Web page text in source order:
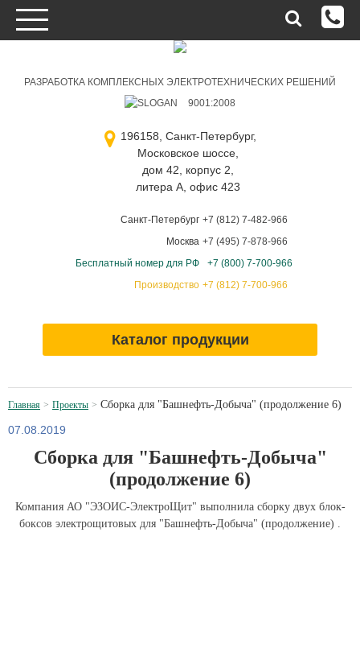
РАЗРАБОТКА КОМПЛЕКСНЫХ ЭЛЕКТРОТЕХНИЧЕСКИХ РЕШЕНИЙ
9001:2008
196158, Санкт-Петербург,
Московское шоссе,
дом 42, корпус 2,
литера А, офис 423
Санкт-Петербург
Москва
Бесплатный номер для РФ
Производство
+7 (812) 7-482-966
+7 (495) 7-878-966
+7 (800) 7-700-966
+7 (812) 7-700-966
Каталог продукции
Главная Проекты Сборка для "Башнефть-Добыча" (продолжение 6)
07.08.2019
Сборка для "Башнефть-Добыча"
(продолжение 6)
Компания АО "ЭЗОИС-ЭлектроЩит" выполнила сборку двух блок-
боксов электрощитовых для "Башнефть-Добыча" (продолжение) .